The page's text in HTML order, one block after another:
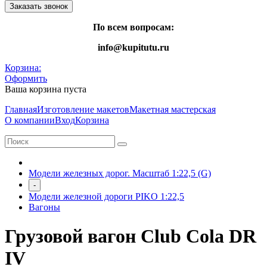
Заказать звонок
По всем вопросам:
info@kupitutu.ru
Корзина:
Оформить
Ваша корзина пуста
ГлавнаяИзготовление макетовМакетная мастерская
О компанииВходКорзина
Модели железных дорог. Масштаб 1:22,5 (G)
-
Модели железной дороги PIKO 1:22,5
Вагоны
Грузовой вагон Club Cola DR
IV